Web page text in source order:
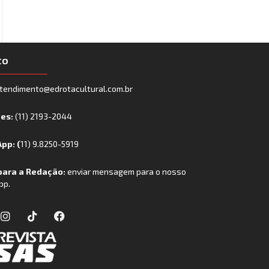
(11) 2193-2044
(11) 9.8250-5919
a Redação:enviar mensagem para o nosso